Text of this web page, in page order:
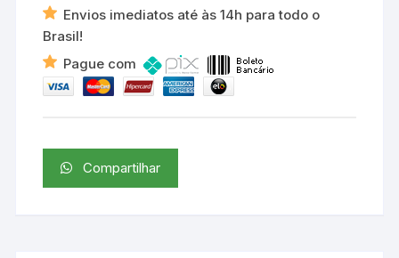
Envios imediatos até às 14h para todo o
Brasil!
Pague com
Compartilhar